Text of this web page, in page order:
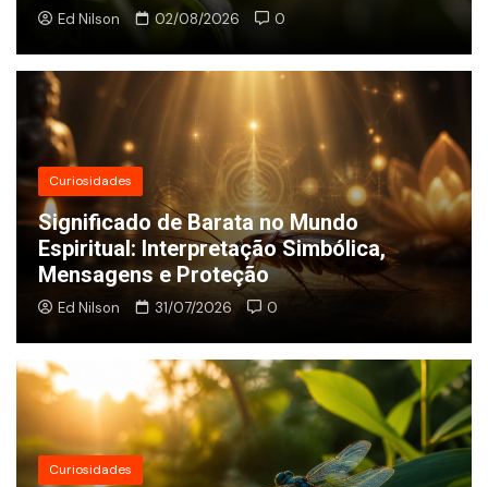
Ed Nilson 02/08/2026 0
Curiosidades
Significado de Barata no Mundo
Espiritual: Interpretação Simbólica,
Mensagens e Proteção
Ed Nilson 31/07/2026 0
Curiosidades